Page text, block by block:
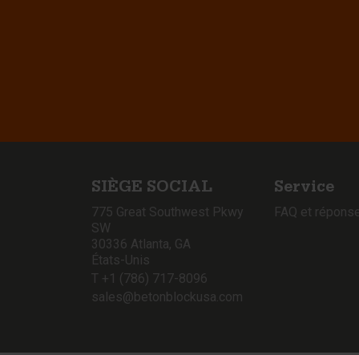
SIÈGE SOCIAL
775 Great Southwest Pkwy
SW
30336 Atlanta, GA
États-Unis
T +1 (786) 717-8096
sales@betonblockusa.com
Service
FAQ et